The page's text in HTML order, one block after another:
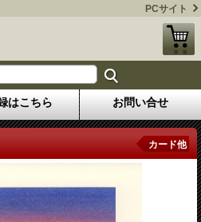
PCサイト
はこちら お問い合せ
カード他